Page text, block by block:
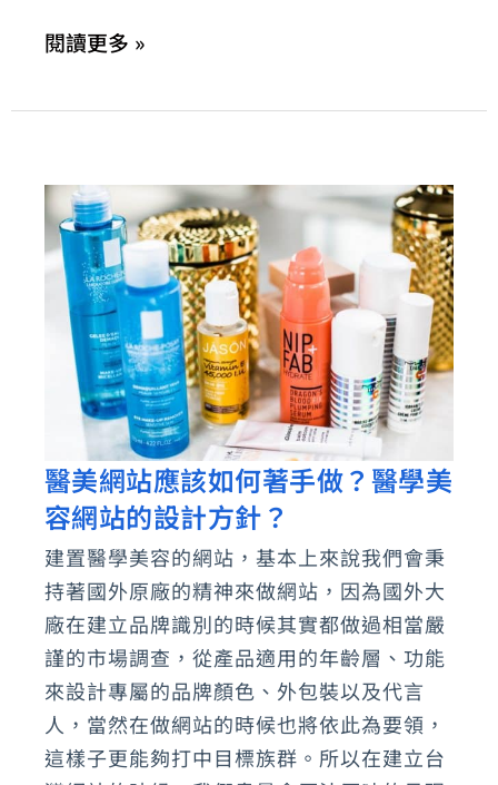
瓶
系
品
Dr.FORHAIR
的
機
閱讀更多 »
醫美網站應該如何著手做？醫學美
容網站的設計方針？
建置醫學美容的網站，基本上來說我們會秉
持著國外原廠的精神來做網站，因為國外大
廠在建立品牌識別的時候其實都做過相當嚴
謹的市場調查，從產品適用的年齡層、功能
來設計專屬的品牌顏色、外包裝以及代言
人，當然在做網站的時候也將依此為要領，
這樣子更能夠打中目標族群。所以在建立台
醫
美
網
站
應
該
如
何
著